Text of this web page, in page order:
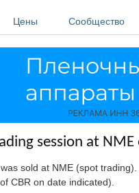
Цены Сообщество
session at
sold at NME (spot
CBR on date indicated).